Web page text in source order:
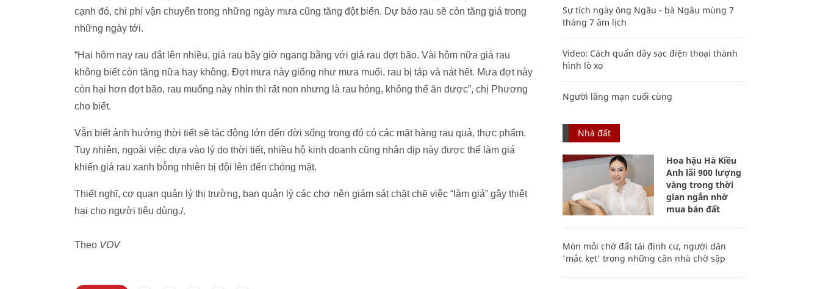
cạnh đó, chi phí vận chuyển trong những ngày mưa cũng tăng đột biến. Dự báo rau sẽ còn tăng giá trong
những ngày tới.
“Hai hôm nay rau đắt lên nhiều, giá rau bây giờ ngang bằng với giá rau đợt bão. Vài hôm nữa giá rau
không biết còn tăng nữa hay không. Đợt mưa này giống như mưa muối, rau bị táp và nát hết. Mưa đợt này
còn hại hơn đợt bão, rau muống này nhìn thì rất non nhưng là rau hỏng, không thể ăn được”, chị Phương
cho biết.
Vẫn biết ảnh hưởng thời tiết sẽ tác động lớn đến đời sống trong đó có các mặt hàng rau quả, thực phẩm.
Tuy nhiên, ngoài việc dựa vào lý do thời tiết, nhiều hộ kinh doanh cũng nhân dịp này được thể làm giá
khiến giá rau xanh bỗng nhiên bị đội lên đến chóng mặt.
Thiết nghĩ, cơ quan quản lý thị trường, ban quản lý các chợ nên giám sát chặt chẽ việc “làm giá” gây thiệt
hại cho người tiêu dùng./.
Theo VOV
Sự tích ngày ông Ngâu - bà Ngâu mùng 7
tháng 7 âm lịch
Video: Cách quấn dây sạc điện thoại thành
hình lò xo
Người lãng mạn cuối cùng
Nhà đất
Hoa hậu Hà Kiều
Anh lãi 900 lượng
vàng trong thời
gian ngắn nhờ
mua bán đất
Mòn mỏi chờ đất tái định cư, người dân
'mắc kẹt' trong những căn nhà chờ sập